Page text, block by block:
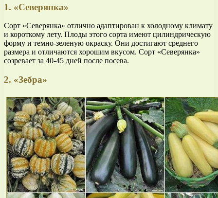
1. «Северянка»
Сорт «Северянка» отлично адаптирован к холодному климату
и короткому лету. Плоды этого сорта имеют цилиндрическую
форму и темно-зеленую окраску. Они достигают среднего
размера и отличаются хорошим вкусом. Сорт «Северянка»
созревает за 40-45 дней после посева.
2. «Зебра»